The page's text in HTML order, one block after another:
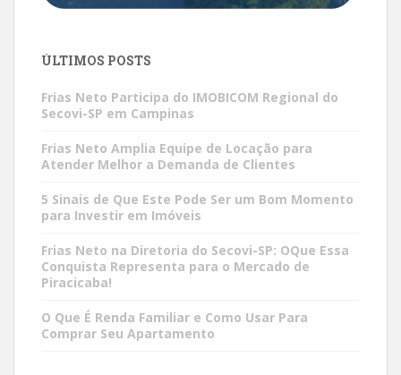
ÚLTIMOS POSTS
Frias Neto Participa do IMOBICOM Regional do
Secovi-SP em Campinas
Frias Neto Amplia Equipe de Locação para
Atender Melhor a Demanda de Clientes
5 Sinais de Que Este Pode Ser um Bom Momento
para Investir em Imóveis
Frias Neto na Diretoria do Secovi-SP: OQue Essa
Conquista Representa para o Mercado de
Piracicaba!
O Que É Renda Familiar e Como Usar Para
Comprar Seu Apartamento